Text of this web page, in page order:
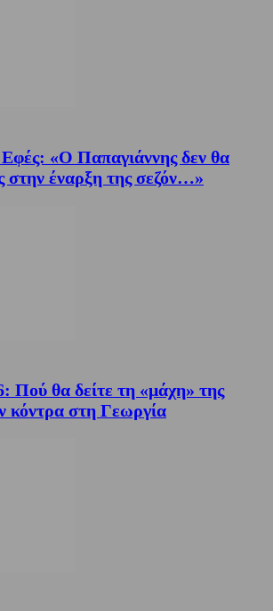
«Ο Παπαγιάννης δεν θα
στην έναρξη της σεζόν…»
Πού θα δείτε τη «μάχη» της
κόντρα στη Γεωργία